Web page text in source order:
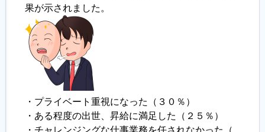
果が示されました。
・プライベート重視になった（３０％）
・ある程度の出世、昇給に満足した（２５％）